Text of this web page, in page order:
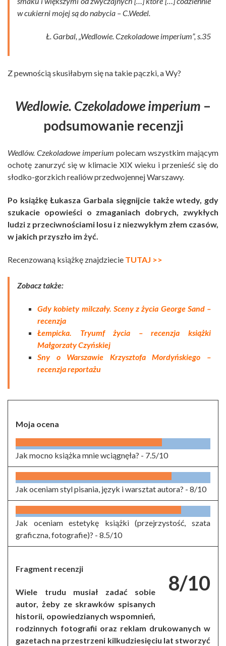
w cukierni mojej są do nabycia – C.Wedel.
Ł. Garbal, „Wedlowie. Czekoladowe imperium”, s.35
Z pewnością skusiłabym się na takie pączki, a Wy?
Wedlowie. Czekoladowe imperium –
podsumowanie recenzji
Wedlów. Czekoladowe imperium polecam wszystkim mającym
ochotę zanurzyć się w klimacie XIX wieku i przenieść się do
słodko-gorzkich realiów przedwojennej Warszawy.
Po książkę Łukasza Garbala sięgnijcie także wtedy, gdy
szukacie opowieści o zmaganiach dobrych, zwykłych
ludzi z przeciwnościami losu i z niezwykłym złem czasów,
w jakich przyszło im żyć.
Recenzowaną książkę znajdziecie TUTAJ >>
Zobacz także:
Gdy kobiety milczały. Sceny z życia George Sand –
recenzja
Łempicka. Tryumf życia – recenzja książki
Małgorzaty Czyńskiej
Sny o Warszawie Krzysztofa Mordyńskiego –
recenzja reportażu
Moja ocena
Jak mocno książka mnie wciągnęła? - 7.5/10
Jak oceniam styl pisania, język i warsztat autora? - 8/10
Jak oceniam estetykę książki (przejrzystość, szata
graficzna, fotografie)? - 8.5/10
8/10
Fragment recenzji
Wiele trudu musiał zadać sobie
autor, żeby ze skrawków spisanych
historii, opowiedzianych wspomnień,
rodzinnych fotografii oraz reklam drukowanych w
gazetach na przestrzeni kilkudziesięciu lat stworzyć